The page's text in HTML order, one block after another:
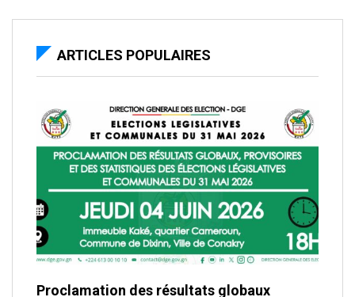
ARTICLES POPULAIRES
Proclamation des résultats globaux